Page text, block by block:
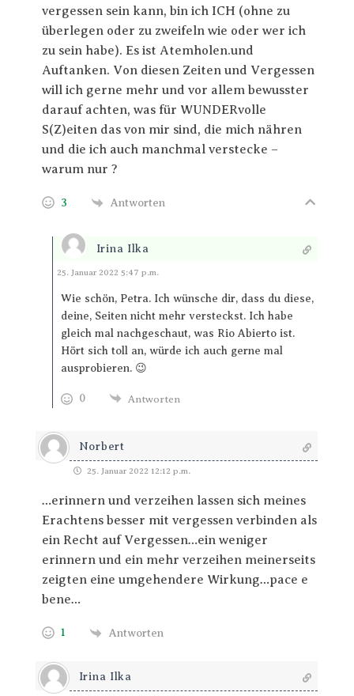
vergessen sein kann, bin ich ICH (ohne zu
überlegen oder zu zweifeln wie oder wer ich
zu sein habe). Es ist Atemholen.und
Auftanken. Von diesen Zeiten und Vergessen
will ich gerne mehr und vor allem bewusster
darauf achten, was für WUNDERvolle
S(Z)eiten das von mir sind, die mich nähren
und die ich auch manchmal verstecke –
warum nur ?
3 Antworten
Irina Ilka
Antworten
25. Januar 2022 5:47 p.m.
Wie schön, Petra. Ich wünsche dir, dass du diese,
deine, Seiten nicht mehr versteckst. Ich habe
gleich mal nachgeschaut, was Rio Abierto ist.
Hört sich toll an, würde ich auch gerne mal
ausprobieren. 😉
0 Antworten
Norbert
25. Januar 2022 12:12 p.m.
…erinnern und verzeihen lassen sich meines
Erachtens besser mit vergessen verbinden als
ein Recht auf Vergessen…ein weniger
erinnern und ein mehr verzeihen meinerseits
zeigten eine umgehendere Wirkung…pace e
bene…
1 Antworten
Irina Ilka